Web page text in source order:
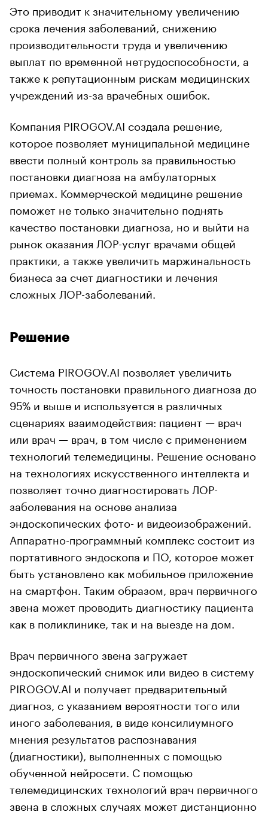
Это приводит к значительному увеличению
срока лечения заболеваний, снижению
производительности труда и увеличению
выплат по временной нетрудоспособности, а
также к репутационным рискам медицинских
учреждений из-за врачебных ошибок.
Компания PIROGOV.AI создала решение,
которое позволяет муниципальной медицине
ввести полный контроль за правильностью
постановки диагноза на амбулаторных
приемах. Коммерческой медицине решение
поможет не только значительно поднять
качество постановки диагноза, но и выйти на
рынок оказания ЛОР-услуг врачами общей
практики, а также увеличить маржинальность
бизнеса за счет диагностики и лечения
сложных ЛОР-заболеваний.
Решение
Cистема PIROGOV.AI позволяет увеличить
точность постановки правильного диагноза до
95% и выше и используется в различных
сценариях взаимодействия: пациент — врач
или врач — врач, в том числе с применением
технологий телемедицины. Решение основано
на технологиях искусственного интеллекта и
позволяет точно диагностировать ЛОР-
заболевания на основе анализа
эндоскопических фото- и видеоизображений.
Аппаратно-программный комплекс состоит из
портативного эндоскопа и ПО, которое может
быть установлено как мобильное приложение
на смартфон. Таким образом, врач первичного
звена может проводить диагностику пациента
как в поликлинике, так и на выезде на дом.
Врач первичного звена загружает
эндоскопический снимок или видео в систему
PIROGOV.AI и получает предварительный
диагноз, с указанием вероятности того или
иного заболевания, в виде консилиумного
мнения результатов распознавания
(диагностики), выполненных с помощью
обученной нейросети. С помощью
телемедицинских технологий врач первичного
звена в сложных случаях может дистанционно